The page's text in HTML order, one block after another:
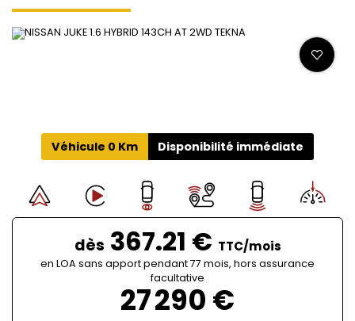
Véhicule 0 Km Disponibilité immédiate
dès 367.21 € TTC/mois
en LOA sans apport pendant 77 mois, hors assurance
facultative
27 290 €